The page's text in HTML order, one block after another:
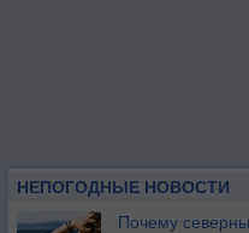
НЕПОГОДНЫЕ НОВОСТИ
Почему